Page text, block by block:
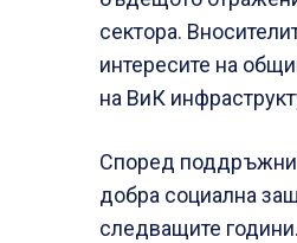
сектора.
интересите на
на ВиК
Според
добра социална
следващите години.